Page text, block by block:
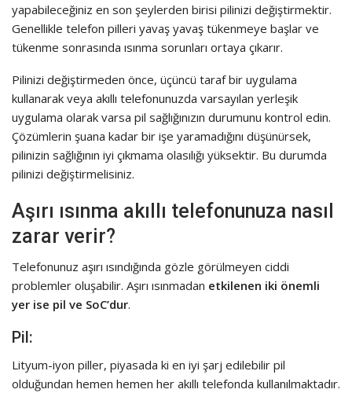
yapabileceğiniz en son şeylerden birisi pilinizi değiştirmektir.
Genellikle telefon pilleri yavaş yavaş tükenmeye başlar ve
tükenme sonrasında ısınma sorunları ortaya çıkarır.
Pilinizi değiştirmeden önce, üçüncü taraf bir uygulama
kullanarak veya akıllı telefonunuzda varsayılan yerleşik
uygulama olarak varsa pil sağlığınızın durumunu kontrol edin.
Çözümlerin şuana kadar bir işe yaramadığını düşünürsek,
pilinizin sağlığının iyi çıkmama olasılığı yüksektir. Bu durumda
pilinizi değiştirmelisiniz.
Aşırı ısınma akıllı telefonunuza nasıl
zarar verir?
Telefonunuz aşırı ısındığında gözle görülmeyen ciddi
problemler oluşabilir. Aşırı ısınmadan etkilenen iki önemli
yer ise pil ve SoC’dur.
Pil:
Lityum-iyon piller, piyasada ki en iyi şarj edilebilir pil
olduğundan hemen hemen her akıllı telefonda kullanılmaktadır.